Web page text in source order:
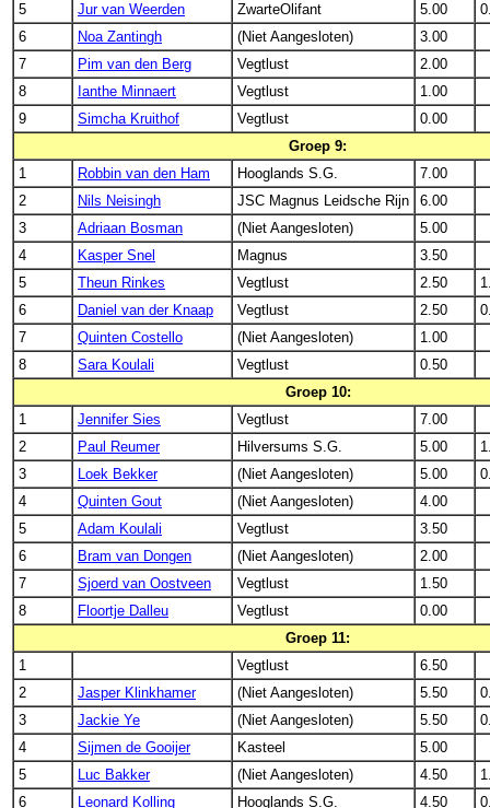
5
Jur van Weerden ZwarteOlifant 5.00
6
Noa Zantingh (Niet Aangesloten)
3.00
7
Pim van den Berg Vegtlust
2.00
8
Ianthe Minnaert Vegtlust
1.00
9
Simcha Kruithof Vegtlust
0.00
Groep 9:
1
Robbin van den Ham Hooglands S.G.
7.00
2
Nils Neisingh JSC Magnus Leidsche Rijn
6.00
3
Adriaan Bosman (Niet Aangesloten)
5.00
4
Kasper Snel Magnus
3.50
5
Theun Rinkes Vegtlust 2.50
6
Daniel van der Knaap Vegtlust 2.50
7
Quinten Costello (Niet Aangesloten)
1.00
8
Sara Koulali Vegtlust
0.50
Groep 10:
1
Jennifer Sies Vegtlust
7.00
2
Paul Reumer Hilversums S.G. 5.00
3
Loek Bekker (Niet Aangesloten) 5.00
4
Quinten Gout (Niet Aangesloten)
4.00
5
Adam Koulali Vegtlust
3.50
6
Bram van Dongen (Niet Aangesloten)
2.00
7
Sjoerd van Oostveen Vegtlust
1.50
8
Floortje Dalleu Vegtlust
0.00
Groep 11:
1
Vegtlust
6.50
2
Jasper Klinkhamer (Niet Aangesloten) 5.50
3
Jackie Ye (Niet Aangesloten) 5.50
4
Sijmen de Gooijer Kasteel
5.00
5
Luc Bakker (Niet Aangesloten) 4.50
6
Leonard Kolling Hooglands S.G. 4.50